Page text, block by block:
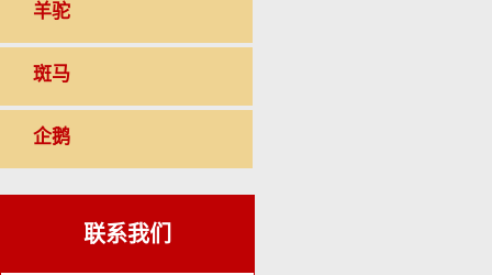
羊驼
斑马
企鹅
联系我们